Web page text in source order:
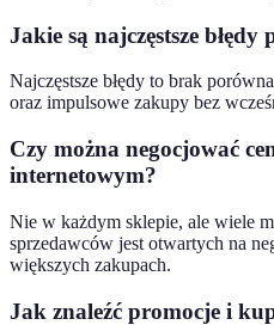
Jakie są najczęstsze
Najczęstsze błędy to brak
oraz impulsowe zakupy bez
Czy można negocjować
internetowym?
Nie w każdym sklepie, ale wiele
sprzedawców jest otwartych na
większych zakupach.
Jak znaleźć promocje i